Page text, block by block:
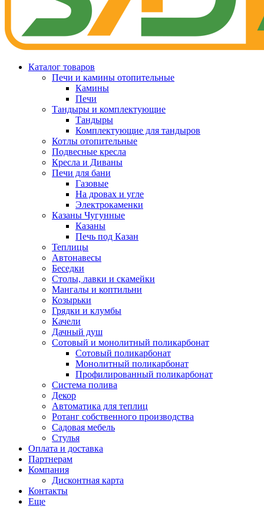
Каталог товаров
Печи и камины отопительные
Камины
Печи
Тандыры и комплектующие
Тандыры
Комплектующие для тандыров
Котлы отопительные
Подвесные кресла
Кресла и Диваны
Печи для бани
Газовые
На дровах и угле
Электрокаменки
Казаны Чугунные
Казаны
Печь под Казан
Теплицы
Автонавесы
Беседки
Столы, лавки и скамейки
Мангалы и коптильни
Козырьки
Грядки и клумбы
Качели
Дачный душ
Сотовый и монолитный поликарбонат
Сотовый поликарбонат
Монолитный поликарбонат
Профилированный поликарбонат
Система полива
Декор
Автоматика для теплиц
Ротанг собственного производства
Садовая мебель
Стулья
Оплата и доставка
Партнерам
Компания
Дисконтная карта
Контакты
Еще